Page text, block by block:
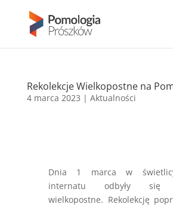
Rekolekcje Wielkopostne na
4 marca 2023 | Aktualności
Dnia 1 marca w
internatu odbyły się
wielkopostne. Rekolekcję